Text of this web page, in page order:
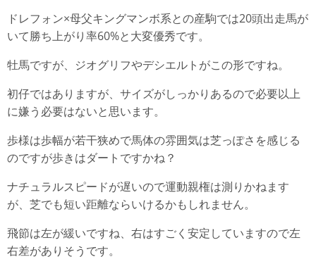
ドレフォン×母父キングマンボ系との産駒では20頭出走馬が
いて勝ち上がり率60%と大変優秀です。
牡馬ですが、ジオグリフやデシエルトがこの形ですね。
初仔ではありますが、サイズがしっかりあるので必要以上
に嫌う必要はないと思います。
歩様は歩幅が若干狭めで馬体の雰囲気は芝っぽさを感じる
のですが歩きはダートですかね？
ナチュラルスピードが遅いので運動親権は測りかねます
が、芝でも短い距離ならいけるかもしれません。
飛節は左が緩いですね、右はすごく安定していますので左
右差がありそうです。